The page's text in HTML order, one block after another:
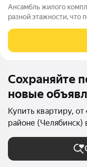
Ансамбль жилого
разной этажности, что
времени и предлагаем
отделкой. Заезжайте и
Сохраняйте
новые
Купить квартиру,
районе (Челябинск)